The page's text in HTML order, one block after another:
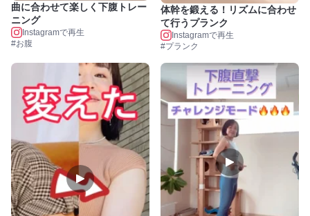
曲に合わせて楽しく下腹トレー
ニング
Instagramで再生
#お腹
体幹を鍛える！リズムに合わせ
て行うプランク
Instagramで再生
#プランク